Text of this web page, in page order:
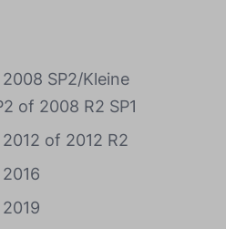
SP2/Kleine
of 2008 R2 SP1
of 2012 R2